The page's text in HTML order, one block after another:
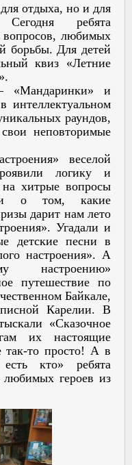
отдыха, но и для
ребята
вопросов, любимых
борьбы. Для детей
квиз «Летние
и
раундов,
неповторимые
веселой
логику и
на хитрые вопросы
о том, какие
дарит нам лето
Угадали и
детские песни в
настроения». А
настроению»
путешествие по
Байкале,
Карелии. В
«Сказочное
их настоящие
так-то просто! А в
кто» ребята
любимых героев из